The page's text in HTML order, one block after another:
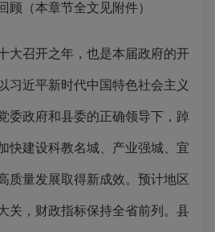
顾 （本章节全文见附件）
大召开之年，也是本届政府的开
习近平新时代中国特色社会主义
委政府和县委的正确领导下，踔
快建设科教名城、产业强城、宜
质量发展取得新成效。预计地区
关，财政指标保持全省前列。县